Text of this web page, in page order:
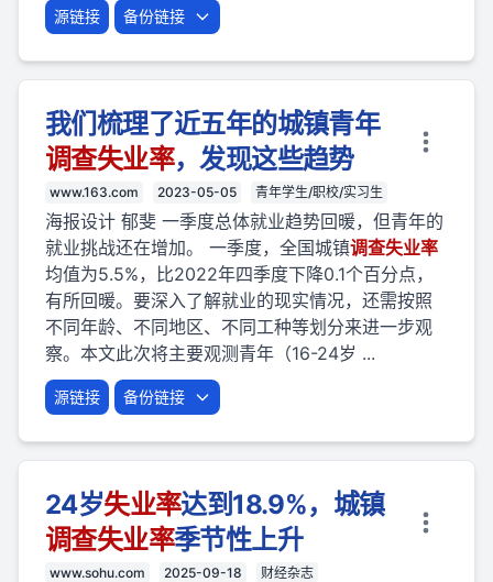
源链接 备份链接
我们梳理了近五年的城镇青年
调查失业率，发现这些趋势
www.163.com 2023-05-05 青年学生/职校/实习生
海报设计 郁斐 一季度总体就业趋势回暖，但青年的
就业挑战还在增加。 一季度，全国城镇调查失业率
均值为5.5%，比2022年四季度下降0.1个百分点，
有所回暖。要深入了解就业的现实情况，还需按照
不同年龄、不同地区、不同工种等划分来进一步观
察。本文此次将主要观测青年（16-24岁 ...
源链接 备份链接
24岁失业率达到18.9%，城镇
调查失业率季节性上升
www.sohu.com 2025-09-18
财经杂志